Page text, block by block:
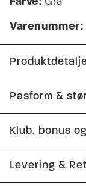
Varenummer:
Fremstillet
To lommer
Helforet,
To
Pasform &
Fit:Relaxed fit
Klub, bonus
Tilmeld dig
Levering &